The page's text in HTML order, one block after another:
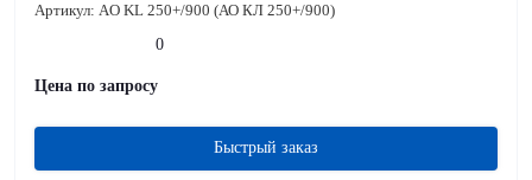
Артикул: AO KL 250+/900 (АО КЛ 250+/900)
0
Цена по запросу
Быстрый заказ